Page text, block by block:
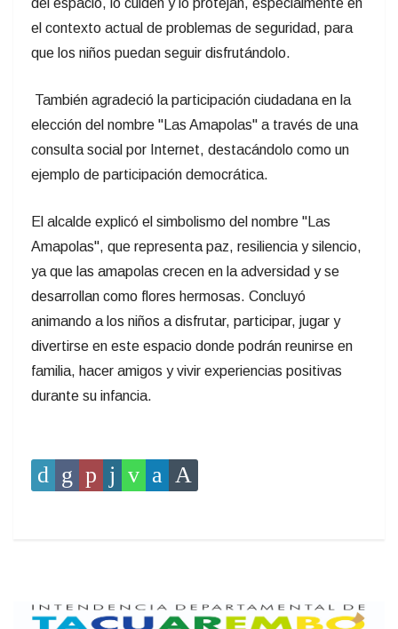
del espacio, lo cuiden y lo protejan, especialmente en
el contexto actual de problemas de seguridad, para
que los niños puedan seguir disfrutándolo.
También agradeció la participación ciudadana en la
elección del nombre "Las Amapolas" a través de una
consulta social por Internet, destacándolo como un
ejemplo de participación democrática.
El alcalde explicó el simbolismo del nombre "Las
Amapolas", que representa paz, resiliencia y silencio,
ya que las amapolas crecen en la adversidad y se
desarrollan como flores hermosas. Concluyó
animando a los niños a disfrutar, participar, jugar y
divertirse en este espacio donde podrán reunirse en
familia, hacer amigos y vivir experiencias positivas
durante su infancia.